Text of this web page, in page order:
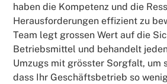
haben die Kompetenz und die
Herausforderungen effizient zu
Team legt grossen Wert auf die
Betriebsmittel und behandelt
Umzugs mit grösster Sorgfalt, um
dass Ihr Geschäftsbetrieb so